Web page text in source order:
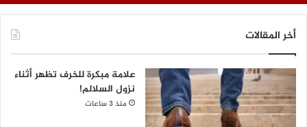
أخر المقالات
علامة مبكرة للخرف تظهر أثناء
نزول السلالم!
منذ 3 ساعات